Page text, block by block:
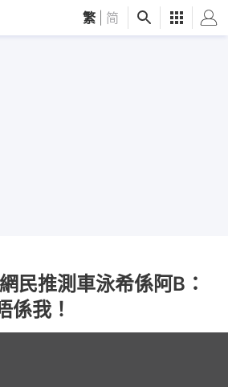
繁 简
民推測車泳希係阿B：
係我！